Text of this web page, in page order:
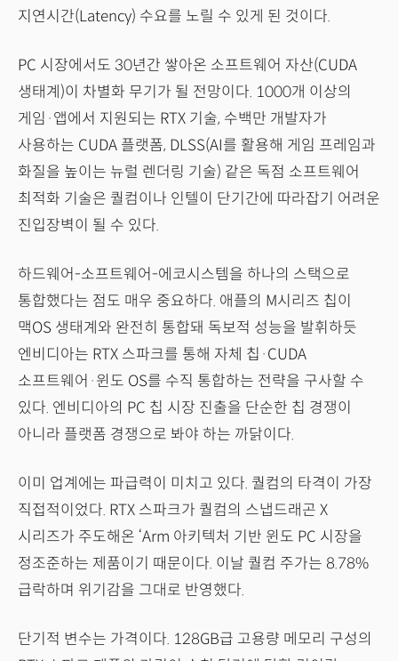
지연시간(Latency) 수요를 노릴 수 있게 된 것이다.
PC 시장에서도 30년간 쌓아온 소프트웨어 자산(CUDA
생태계)이 차별화 무기가 될 전망이다. 1000개 이상의
게임·앱에서 지원되는 RTX 기술, 수백만 개발자가
사용하는 CUDA 플랫폼, DLSS(AI를 활용해 게임 프레임과
화질을 높이는 뉴럴 렌더링 기술) 같은 독점 소프트웨어
최적화 기술은 퀄컴이나 인텔이 단기간에 따라잡기 어려운
진입장벽이 될 수 있다.
하드웨어-소프트웨어-에코시스템을 하나의 스택으로
통합했다는 점도 매우 중요하다. 애플의 M시리즈 칩이
맥OS 생태계와 완전히 통합돼 독보적 성능을 발휘하듯
엔비디아는 RTX 스파크를 통해 자체 칩·CUDA
소프트웨어·윈도 OS를 수직 통합하는 전략을 구사할 수
있다. 엔비디아의 PC 칩 시장 진출을 단순한 칩 경쟁이
아니라 플랫폼 경쟁으로 봐야 하는 까닭이다.
이미 업계에는 파급력이 미치고 있다. 퀄컴의 타격이 가장
직접적이었다. RTX 스파크가 퀄컴의 스냅드래곤 X
시리즈가 주도해온 ‘Arm 아키텍처 기반 윈도 PC 시장을
정조준하는 제품이기 때문이다. 이날 퀄컴 주가는 8.78%
급락하며 위기감을 그대로 반영했다.
단기적 변수는 가격이다. 128GB급 고용량 메모리 구성의